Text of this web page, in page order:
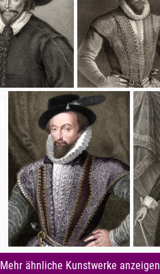
Mehr ähnliche Kunstwerke anzeigen